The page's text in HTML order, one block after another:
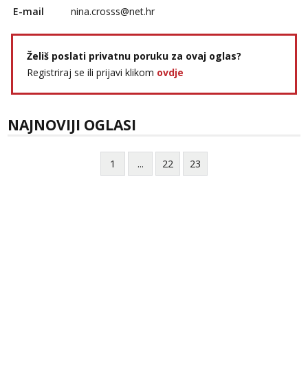
E-mail nina.crosss@net.hr
Želiš poslati privatnu poruku za ovaj oglas?
Registriraj se ili prijavi klikom ovdje
NAJNOVIJI OGLASI
1 ... 22 23